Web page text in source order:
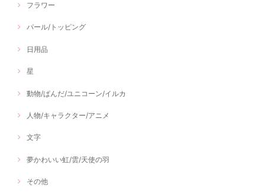
フラワー
パール/トッピング
日用品
星
動物/ぱんだ/ユニコーン/イルカ
人物/キャラクター/アニメ
文字
夢かわいい虹/雲/天使の羽
その他